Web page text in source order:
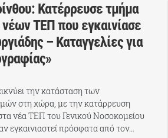
Κατέρρευσε τμήμα
ΤΕΠ που εγκαινίασε
– Καταγγελίες για
την κατάσταση των
στη χώρα, με την κατάρρευση
νέα ΤΕΠ του Γενικού Νοσοκομείου
εγκαινιαστεί πρόσφατα από τον…